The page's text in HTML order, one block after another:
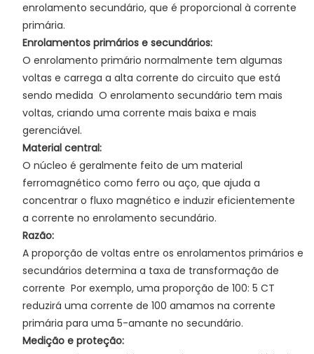
enrolamento secundário, que é proporcional à corrente
primária.
Enrolamentos primários e secundários:
O enrolamento primário normalmente tem algumas
voltas e carrega a alta corrente do circuito que está
sendo medida O enrolamento secundário tem mais
voltas, criando uma corrente mais baixa e mais
gerenciável.
Material central:
O núcleo é geralmente feito de um material
ferromagnético como ferro ou aço, que ajuda a
concentrar o fluxo magnético e induzir eficientemente
a corrente no enrolamento secundário.
Razão:
A proporção de voltas entre os enrolamentos primários e
secundários determina a taxa de transformação de
corrente Por exemplo, uma proporção de 100: 5 CT
reduzirá uma corrente de 100 amamos na corrente
primária para uma 5-amante no secundário.
Medição e proteção: